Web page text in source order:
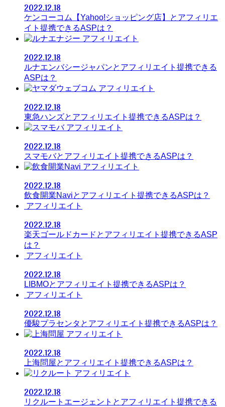
2022.12.18
ケンコーコム【Yahoo!ショッピング店】とアフィリエ
イト提携できるASPは？
アフィリエイト
2022.12.18
ルナエンバシージャパンとアフィリエイト提携できる
ASPは？
アフィリエイト
2022.12.18
東急ハンズとアフィリエイト提携できるASPは？
アフィリエイト
2022.12.18
スマモバとアフィリエイト提携できるASPは？
アフィリエイト
2022.12.18
飲食開業Naviとアフィリエイト提携できるASPは？
アフィリエイト
2022.12.18
楽天ゴールドカードとアフィリエイト提携できるASP
は？
アフィリエイト
2022.12.18
LIBMOとアフィリエイト提携できるASPは？
アフィリエイト
2022.12.18
優駿プラセンタとアフィリエイト提携できるASPは？
アフィリエイト
2022.12.18
上海問屋とアフィリエイト提携できるASPは？
アフィリエイト
2022.12.18
リクルートエージェントとアフィリエイト提携できる